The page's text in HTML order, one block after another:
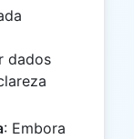
dados
: Embora